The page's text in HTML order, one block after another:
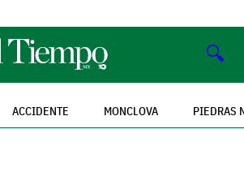
🔍
ACCIDENTE MONCLOVA PIEDRAS